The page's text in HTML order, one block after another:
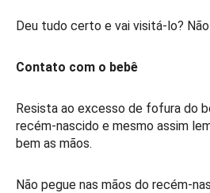
Deu tudo certo e vai visitá-lo?
Contato com o bebê
Resista ao excesso de fofura do
recém-nascido e mesmo assim
bem as mãos.
Não pegue nas mãos do recém-